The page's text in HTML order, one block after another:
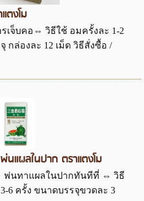
ตงโม
เจ็บคอ⇔ วิธีใช้ อมครั้งละ 1-2
กล่องละ 12 เม็ด วิธีสั่งซื้อ /
นแผลในปาก ตราแตงโม
พ่นทาแผลในปากทันทีที่ ⇔ วิธี
6 ครั้ง ขนาดบรรจุขวดละ 3